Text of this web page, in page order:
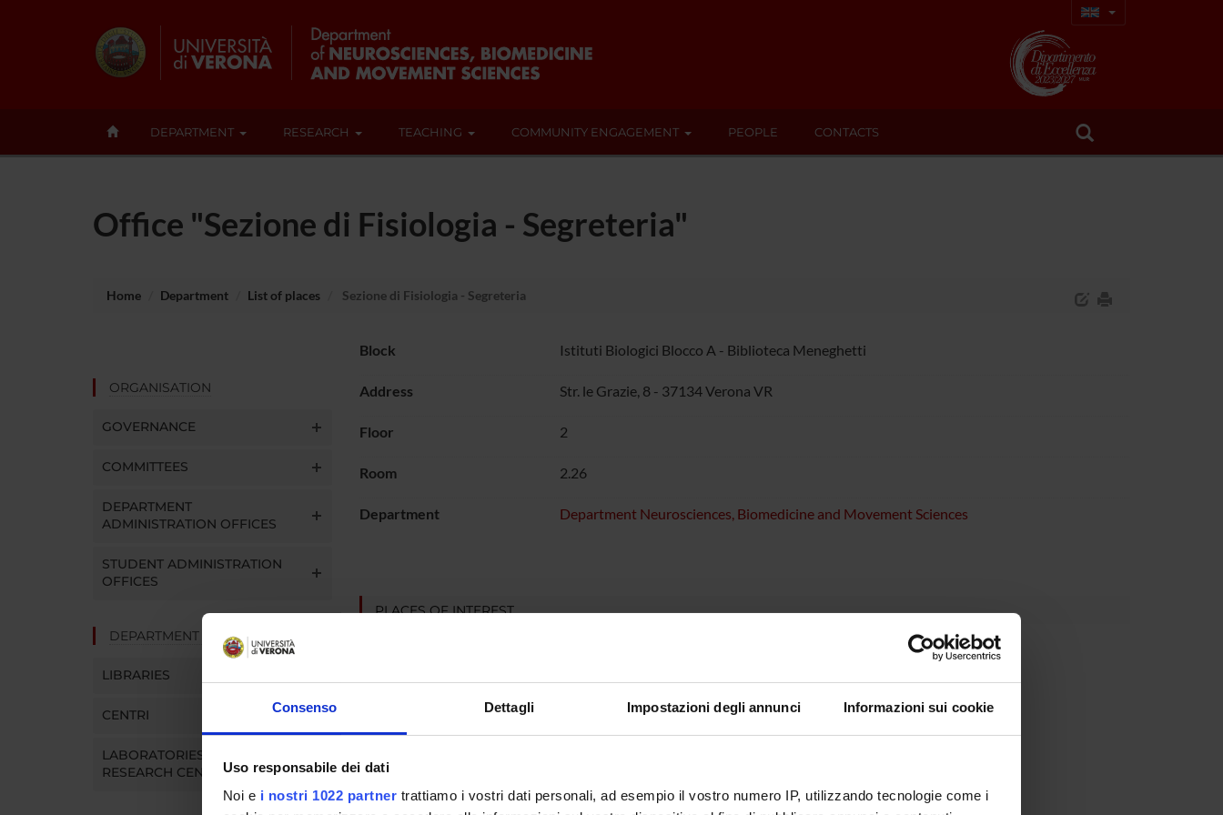
Consenso Dettagli Impostazioni degli annunci Informazioni sui cookie
Uso responsabile dei dati
Noi e i nostri 1022 partner trattiamo i vostri dati personali, ad esempio il vostro numero IP, utilizzando tecnologie come i
DEPARTMENT RESEARCH TEACHING COMMUNITY ENGAGEMENT PEOPLE CONTACTS
Office "Sezione di Fisiologia - Segreteria"
Home Department List of places Sezione di Fisiologia - Segreteria
ORGANISATION
GOVERNANCE
COMMITTEES
DEPARTMENT
ADMINISTRATION OFFICES
STUDENT ADMINISTRATION
OFFICES
DEPARTMENT FACILITIES
LIBRARIES
CENTRI
LABORATORIES AND
RESEARCH CENTRES
Block Istituti Biologici Blocco A - Biblioteca Meneghetti
Address Str. le Grazie, 8 - 37134 Verona VR
Floor 2
Room 2.26
Department Department Neurosciences, Biomedicine and Movement Sciences
PLACES OF INTEREST